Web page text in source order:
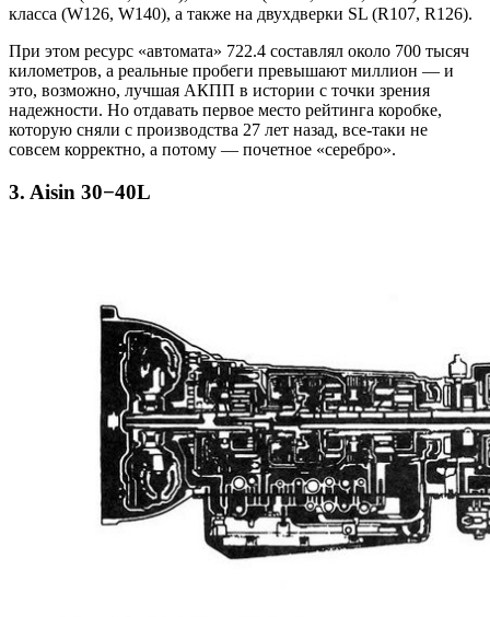
класса (W126, W140), а также на двухдверки SL (R107, R126).
При этом ресурс «автомата» 722.4 составлял около 700 тысяч
километров, а реальные пробеги превышают миллион — и
это, возможно, лучшая АКПП в истории с точки зрения
надежности. Но отдавать первое место рейтинга коробке,
которую сняли с производства 27 лет назад, все-таки не
совсем корректно, а потому — почетное «серебро».
3. Aisin 30−40L